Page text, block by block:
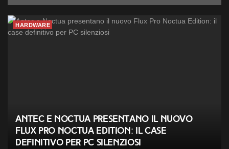
HARDWARE
Antec e Noctua presentano il nuovo
Flux Pro Noctua Edition: il case
definitivo per PC silenziosi